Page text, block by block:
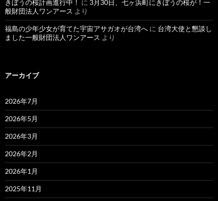
きぼうの桜計画進行中！ に 3月30日、七ヶ浜町にきぼうの桜が！一
般財団法人ワンアース より
福島の少年少女が育てた宇宙アサガオが台湾へ に 台湾大使と懇談し
ました一般財団法人ワンアース より
アーカイブ
2026年7月
2026年5月
2026年3月
2026年2月
2026年1月
2025年11月